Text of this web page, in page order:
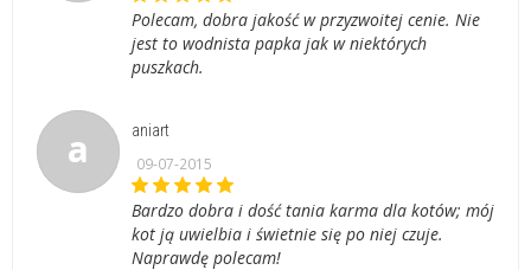
Polecam, dobra jakość w przyzwoitej cenie. Nie
jest to wodnista papka jak w niektórych
puszkach.
a
aniart
09-07-2015
Bardzo dobra i dość tania karma dla kotów; mój
kot ją uwielbia i świetnie się po niej czuje.
Naprawdę polecam!